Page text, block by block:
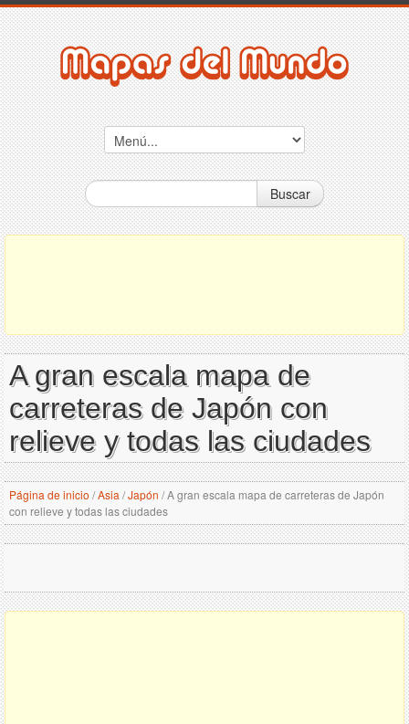
Buscar
A gran escala mapa de
carreteras de Japón con
relieve y todas las ciudades
Página de inicio /Asia /Japón /A gran escala mapa de carreteras de Japón
con relieve y todas las ciudades